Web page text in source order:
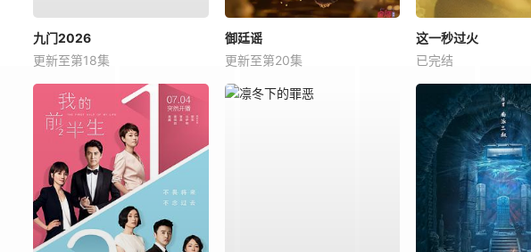
九门2026
更新至第18集
御廷谣
更新至第20集
这一秒过火
已完结